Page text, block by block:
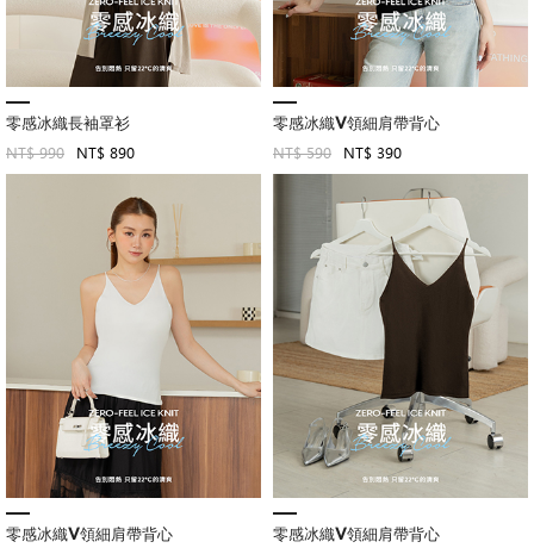
零感冰織長袖罩衫
NT$ 990 NT$ 890
零感冰織V領細肩帶背心
NT$ 590 NT$ 390
零感冰織V領細肩帶背心 零感冰織V領細肩帶背心